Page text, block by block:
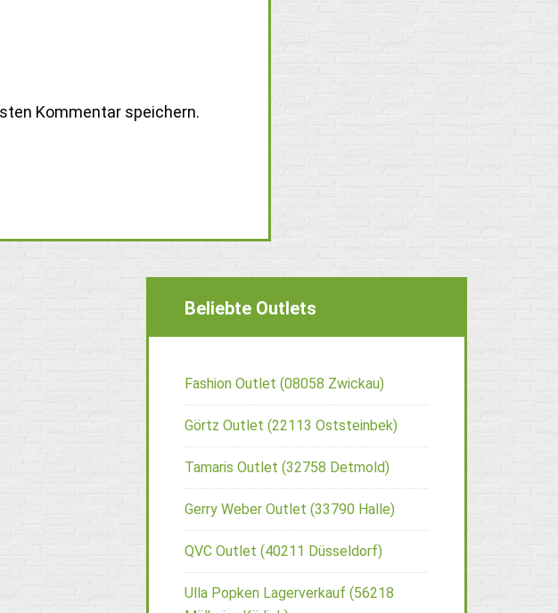
Kommentar speichern.
Beliebte Outlets
Fashion Outlet (08058 Zwickau)
Görtz Outlet (22113 Oststeinbek)
Tamaris Outlet (32758 Detmold)
Gerry Weber Outlet (33790 Halle)
QVC Outlet (40211 Düsseldorf)
Ulla Popken Lagerverkauf (56218